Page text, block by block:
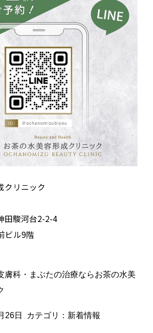
クリニック
田駿河台2-2-4
ビル9階
膚科・まぶたの治療ならお茶の水美
26日 カテゴリ： 新着情報